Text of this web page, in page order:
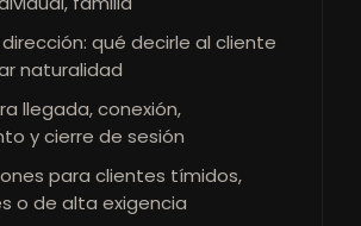
qué decirle al cliente
naturalidad
llegada, conexión,
y cierre de sesión
para clientes tímidos,
o de alta exigencia